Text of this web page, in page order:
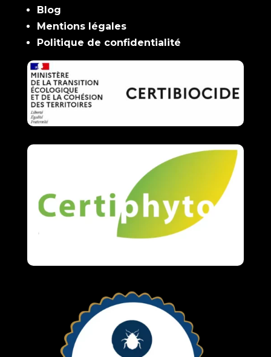
Blog
Mentions légales
Politique de confidentialité